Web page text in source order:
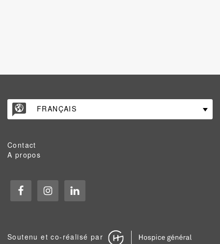
FRANÇAIS
Contact
A propos
Soutenu et co-réalisé par